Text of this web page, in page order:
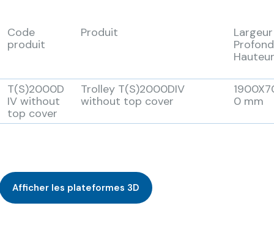
Code
produit
Produit
Hauteur
T(S)2000D
IV without
top cover
Trolley T(S)2000DIV
without top cover
0 mm
Afficher les plateformes 3D